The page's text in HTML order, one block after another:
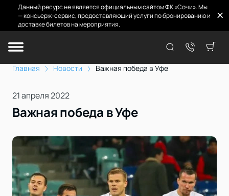
Данный ресурс не является официальным сайтом ФК «Сочи». Мы
— консьерж-сервис, предоставляющий услуги по бронированию и
доставке билетов на мероприятия.
Главная Новости Важная победа в Уфе
21 апреля 2022
Важная победа в Уфе